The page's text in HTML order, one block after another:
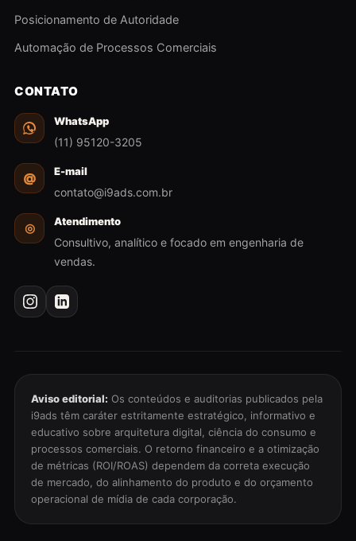
Posicionamento de Autoridade
Automação de Processos Comerciais
CONTATO
WhatsApp
(11) 95120-3205
@ E-mail
contato@i9ads.com.br
◎ Atendimento
Consultivo, analítico e focado em engenharia de
vendas.
Aviso editorial: Os conteúdos e auditorias publicados pela
i9ads têm caráter estritamente estratégico, informativo e
educativo sobre arquitetura digital, ciência do consumo e
processos comerciais. O retorno financeiro e a otimização
de métricas (ROI/ROAS) dependem da correta execução
de mercado, do alinhamento do produto e do orçamento
operacional de mídia de cada corporação.